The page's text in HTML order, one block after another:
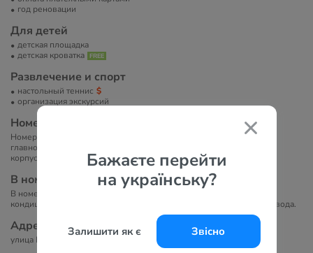
Бажаєте перейти
на українську?
Залишити як є Звісно
год реновации
Для детей
детская площадка
детская кроватка
Развлечение и спорт
настольный теннис
организация экскурсий
Номера
Номерной фонд отеля насчитывает 45 номеров. Отель состоит из
главного 4-х этажного здания и двух дополнительных 4-х этажных
корпусов.
В номерах
В номерах представлено: душ/ванна, фен, индивидуальный
кондиционер, ТВ, бесплатный Wi-Fi, мини-холодильник, питьевая вода.
Адрес
улица Первая Пролетарская 15, Будва, Черногория